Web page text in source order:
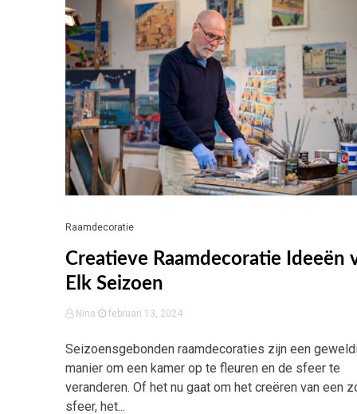
Raamdecoratie
Creatieve Raamdecoratie Ideeën
Elk Seizoen
Nina februari 13, 2024
Seizoensgebonden raamdecoraties zijn een
manier om een kamer op te fleuren en de sfeer te
veranderen. Of het nu gaat om het creëren van een
sfeer, het...